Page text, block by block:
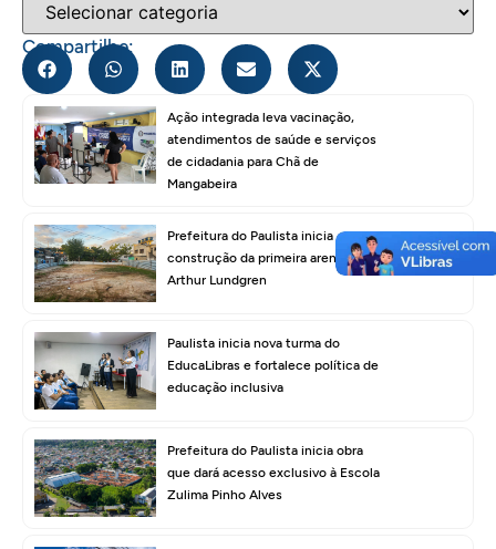
Compartilhe:
Ação integrada leva vacinação,
atendimentos de saúde e serviços
de cidadania para Chã de
Mangabeira
Prefeitura do Paulista inicia
construção da primeira areninha em
Arthur Lundgren
Paulista inicia nova turma do
EducaLibras e fortalece política de
educação inclusiva
Prefeitura do Paulista inicia obra
que dará acesso exclusivo à Escola
Zulima Pinho Alves